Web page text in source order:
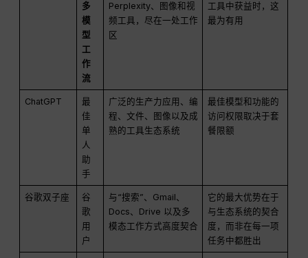
多
模
型
工
作
流
Perplexity、图像和视
频工具，尽在一处工作
区
工具中获益时，这
最为有用
ChatGPT
最
佳
单
人
助
手
广泛的生产力应用、编
程、文件、图像以及成
熟的工具生态系统
最佳模型和功能的
访问权限取决于套
餐限额
谷歌双子座
谷
歌
用
户
与“搜索”、Gmail、
Docs、Drive 以及多
模态工作方式高度契合
它的最大优势在于
与生态系统的契合
度，而非在每一项
任务中都胜出